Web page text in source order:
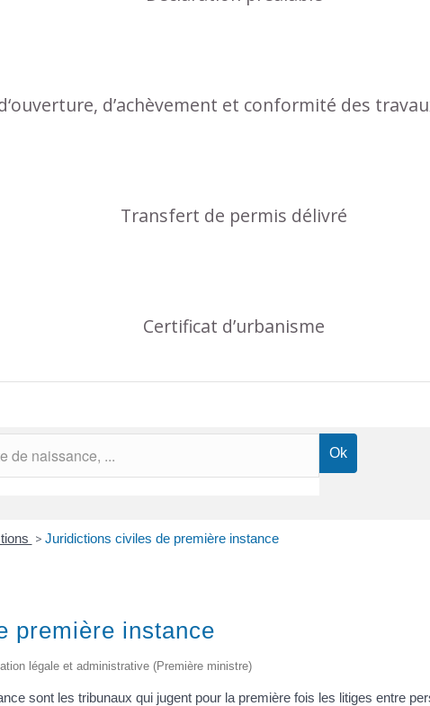
d’achèvement et conformité des
Transfert de permis délivré
Certificat d’urbanisme
> Juridictions civiles de première instance
première instance
légale et administrative (Première ministre)
sont les tribunaux qui jugent pour la première fois les litiges entre